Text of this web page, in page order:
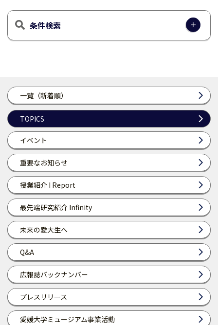
一覧（新着順）
TOPICS
イベント
重要なお知らせ
授業紹介 I Report
最先端研究紹介 Infinity
未来の愛大生へ
Q&A
広報誌バックナンバー
プレスリリース
愛媛大学ミュージアム事業活動
条件検索